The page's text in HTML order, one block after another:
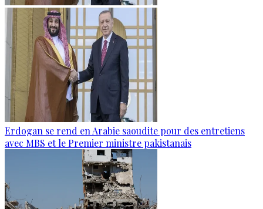
Erdogan se rend en Arabie saoudite pour des entretiens
avec MBS et le Premier ministre pakistanais